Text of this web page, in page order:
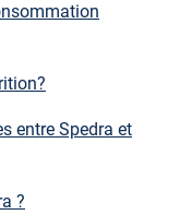
entre Spedra et
?